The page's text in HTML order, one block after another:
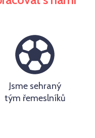
Jsme sehraný
tým řemeslníků